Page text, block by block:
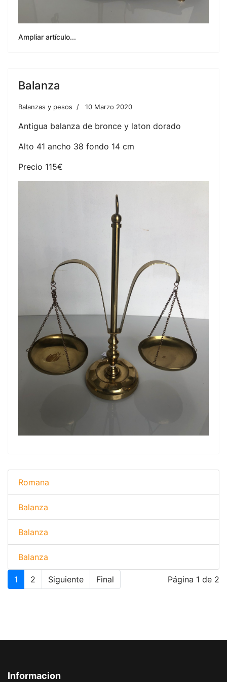
Ampliar artículo...
Balanza
Balanzas y pesos 10 Marzo 2020
Antigua balanza de bronce y laton dorado
Alto 41 ancho 38 fondo 14 cm
Precio 115€
Romana
Balanza
Balanza
Balanza
1 2 Siguiente Final Página 1 de 2
Informacion